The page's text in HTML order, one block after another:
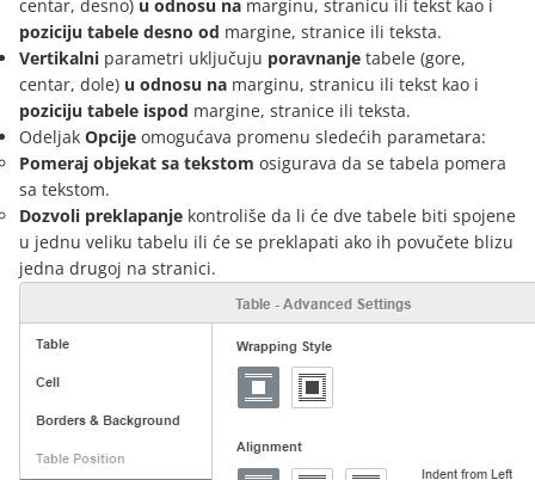
centar, desno) u odnosu na marginu, stranicu ili tekst kao i
poziciju tabele desno od margine, stranice ili teksta.
Vertikalni parametri uključuju poravnanje tabele (gore,
centar, dole) u odnosu na marginu, stranicu ili tekst kao i
poziciju tabele ispod margine, stranice ili teksta.
Odeljak Opcije omogućava promenu sledećih parametara:
Pomeraj objekat sa tekstom osigurava da se tabela pomera
sa tekstom.
Dozvoli preklapanje kontroliše da li će dve tabele biti spojene
u jednu veliku tabelu ili će se preklapati ako ih povučete blizu
jedna drugoj na stranici.